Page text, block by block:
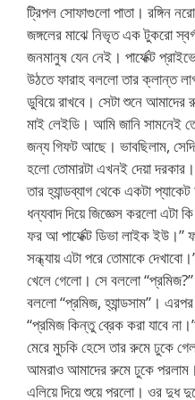
ট্রিপল সোফাগুলো পাতা। রঙ্গিন
জঙ্গলের মাঝে নিভৃত এক টুকরো
জনমানুষ যেন নেই। পার্ফেক্ট
উঠতে ফারাহ বললো তার ক্লান্ত
ডুবিয়ে রাখবে। সেটা শুনে
মাই লেইডি। আমি জানি সামনেই
জন্য গিফট আছে। ভাবছিলাম,
হলো তোমারটা এখনই দেয়া
তার হ্যান্ডব্যাগ থেকে একটা
ধন্যবাদ দিয়ে জিজ্ঞেস করলো এটা
ফর আ পার্ফেক্ট ডিভা লাইক ইউ।”
সন্ধ্যায় এটা পরে তোমাকে
খেলে গেলো। সে বললো “প্রমিজ?”
বললো “প্রমিজ, হ্যান্ডসাম”।
“প্রমিজ কিন্তু ব্রেক করা যাবে
মেরে মুচকি হেসে তার রুমে ঢুকে
আমরাও আমাদের রুমে ঢুকে পরলাম।
এলিয়ে দিয়ে শুয়ে পরলো। ওর দুধ